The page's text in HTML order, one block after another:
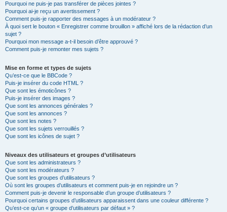
Pourquoi ne puis-je pas transférer de pièces jointes ?
Pourquoi ai-je reçu un avertissement ?
Comment puis-je rapporter des messages à un modérateur ?
À quoi sert le bouton « Enregistrer comme brouillon » affiché lors de la rédaction d’un
sujet ?
Pourquoi mon message a-t-il besoin d’être approuvé ?
Comment puis-je remonter mes sujets ?
Mise en forme et types de sujets
Qu’est-ce que le BBCode ?
Puis-je insérer du code HTML ?
Que sont les émoticônes ?
Puis-je insérer des images ?
Que sont les annonces générales ?
Que sont les annonces ?
Que sont les notes ?
Que sont les sujets verrouillés ?
Que sont les icônes de sujet ?
Niveaux des utilisateurs et groupes d’utilisateurs
Que sont les administrateurs ?
Que sont les modérateurs ?
Que sont les groupes d’utilisateurs ?
Où sont les groupes d’utilisateurs et comment puis-je en rejoindre un ?
Comment puis-je devenir le responsable d’un groupe d’utilisateurs ?
Pourquoi certains groupes d’utilisateurs apparaissent dans une couleur différente ?
Qu’est-ce qu’un « groupe d’utilisateurs par défaut » ?